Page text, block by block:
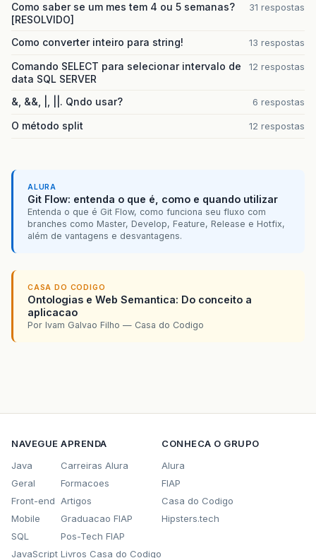
Como saber se um mes tem 4 ou 5 semanas?
[RESOLVIDO]
31 respostas
Como converter inteiro para string! 13 respostas
Comando SELECT para selecionar intervalo de
data SQL SERVER
12 respostas
&, &&, |, ||. Qndo usar? 6 respostas
O método split 12 respostas
ALURA
Git Flow: entenda o que é, como e quando utilizar
Entenda o que é Git Flow, como funciona seu fluxo com
branches como Master, Develop, Feature, Release e Hotfix,
além de vantagens e desvantagens.
CASA DO CODIGO
Ontologias e Web Semantica: Do conceito a
aplicacao
Por Ivam Galvao Filho — Casa do Codigo
NAVEGUE
Java
Geral
Front-end
Mobile
SQL
JavaScript
APRENDA
Carreiras Alura
Formacoes
Artigos
Graduacao FIAP
Pos-Tech FIAP
Livros Casa do Codigo
CONHECA O GRUPO
Alura
FIAP
Casa do Codigo
Hipsters.tech